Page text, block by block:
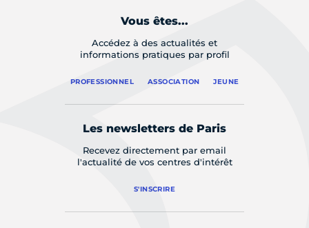
Vous êtes...
Accédez à des actualités et
informations pratiques par profil
PROFESSIONNEL ASSOCIATION JEUNE
Les newsletters de Paris
Recevez directement par email
l'actualité de vos centres d'intérêt
S'INSCRIRE